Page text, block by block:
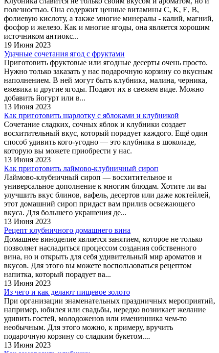
полезностью. Она содержит ценные витамины C, K, E, B,
фолиевую кислоту, а также многие минералы - калий, магний,
фосфор и железо. Как и многие ягоды, она является хорошим
источником антиокс...
19 Июня 2023
Удачные сочетания ягод с фруктами
Приготовить фруктовые или ягодные десерты очень просто.
Нужно только заказать у нас подарочную корзину со вкусным
наполнением. В ней могут быть клубника, малина, черника,
ежевика и другие ягоды. Подают их в свежем виде. Можно
добавить йогурт или в...
13 Июня 2023
Как приготовить шарлотку с яблоками и клубникой
Сочетание сладких, сочных яблок и клубники создает
восхитительный вкус, который порадует каждого. Ещё один
способ удивить кого-угодно — это клубника в шоколаде,
которую вы можете приобрести у нас.
13 Июня 2023
Как приготовить лаймово-клубничный сироп
Лаймово-клубничный сироп — восхитительное и
универсальное дополнение к многим блюдам. Хотите ли вы
улучшить вкус блинов, вафель, десертов или даже коктейлей,
этот домашний сироп придаст вам прилив освежающего
вкуса. Для большего украшения де...
13 Июня 2023
Рецепт клубничного домашнего вина
Домашнее виноделие является занятием, которое не только
позволяет насладиться процессом создания собственного
вина, но и открыть для себя удивительный мир ароматов и
вкусов. Для этого вы можете воспользоваться рецептом
напитка, который порадует ва...
13 Июня 2023
Из чего и как делают пищевое золото
При организации знаменательных праздничных мероприятий,
например, юбилея или свадьбы, нередко возникает желание
удивить гостей, молодоженов или именинника чем-то
необычным. Для этого можно, к примеру, вручить
подарочную корзину со сладким букетом....
13 Июня 2023